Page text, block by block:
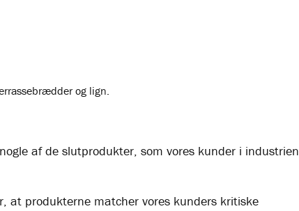
og lign.
af de slutprodukter, som vores kunder i industrien
at produkterne matcher vores kunders kritiske